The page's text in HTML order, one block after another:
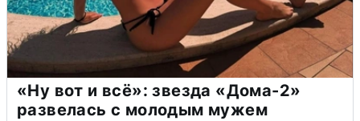
«Ну вот и всё»: звезда «Дома-2»
развелась с молодым мужем